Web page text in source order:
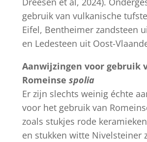
gebruik van vulkanische
Eifel, Bentheimer zandsteen
en Ledesteen uit Oost-
Aanwijzingen voor gebruik
Romeinse spolia
Er zijn slechts weinig échte
voor het gebruik van
zoals stukjes rode
en stukken witte Nivelsteiner